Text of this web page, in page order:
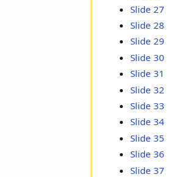
Slide 27
Slide 28
Slide 29
Slide 30
Slide 31
Slide 32
Slide 33
Slide 34
Slide 35
Slide 36
Slide 37